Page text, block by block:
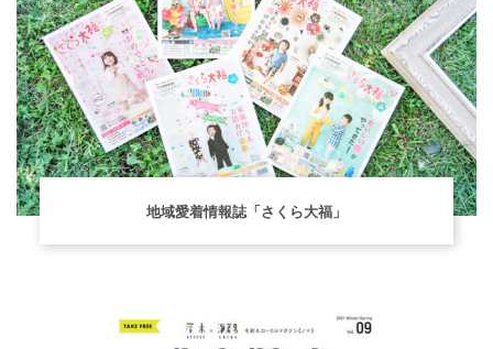
地域愛着情報誌「さくら大福」